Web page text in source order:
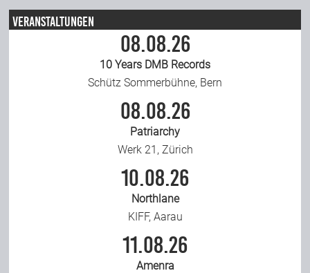
Support Us
Veranstaltungen
08.08.26
10 Years DMB Records
Schütz Sommerbühne, Bern
08.08.26
Patriarchy
Werk 21, Zürich
10.08.26
Northlane
KIFF, Aarau
11.08.26
Amenra